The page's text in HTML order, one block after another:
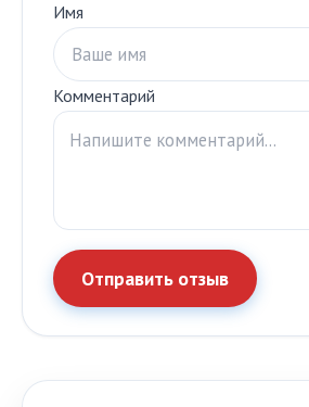
Имя
Комментарий
Отправить отзыв